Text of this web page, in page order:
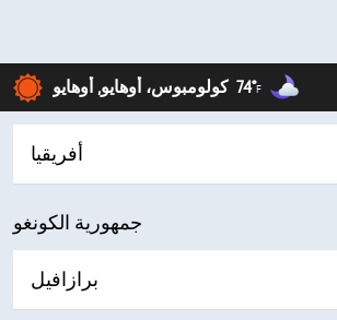
كولومبوس، أوهايو, أوهايو 74°F
أفريقيا
جمهورية الكونغو
برازافيل